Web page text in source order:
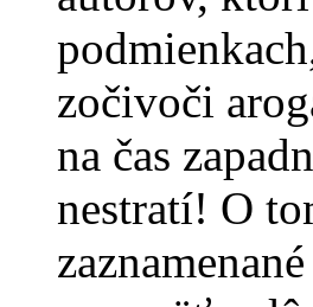
zočivoči
na čas
nestratí! O